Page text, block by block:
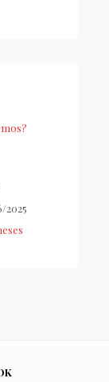
2025